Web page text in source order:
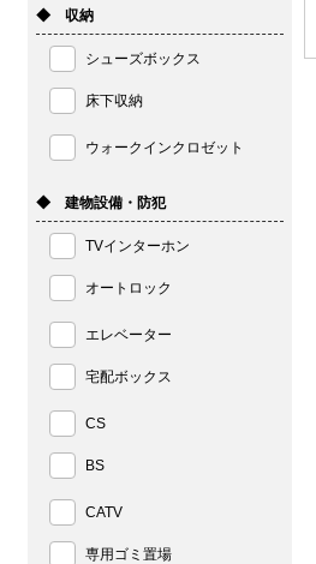
◆ 収納
シューズボックス
床下収納
ウォークインクロゼット
◆ 建物設備・防犯
TVインターホン
オートロック
エレベーター
宅配ボックス
CS
BS
CATV
専用ゴミ置場